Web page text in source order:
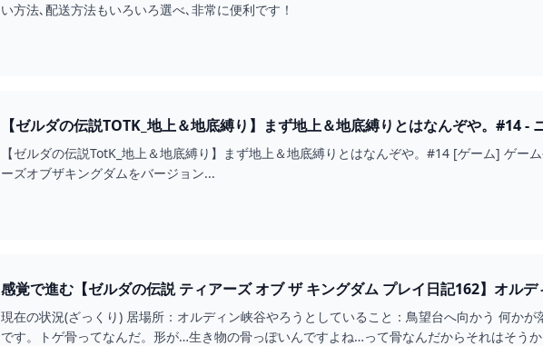
い方法､配送方法もいろいろ選べ､非常に便利です！
【ゼルダの伝説TOTK_地上＆地底縛り】まず地上＆地底縛りとはなんぞや。#14 -
【ゼルダの伝説TotK_地上＆地底縛り】まず地上＆地底縛りとはなんぞや。#14 [ゲーム] ゲ
ーズオブザキングダムをバージョン...
感覚で進む【ゼルダの伝説 ティアーズ オブ ザ キングダム プレイ日記162】オル
現在の状況(ざっくり) 居場所：オルディン峡谷やろうとしていること：鳥望台へ向かう 何か
です。トゲ骨ってなんだ。形が…生き物の骨っぽいんですよね…って骨なんだからそれはそう